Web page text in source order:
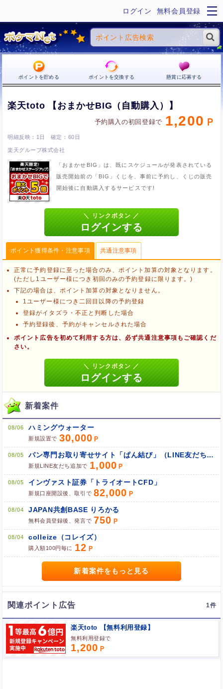
ログイン 無料会員登録
ポイントを貯める ポイントを交換する 懸賞に応募する
楽天toto 【おまかせBIG（自動購入）】
予約購入の初回登録で 1,200
1日 60日
楽天グループ株式会社
「おまかせBIG」は、既にスケジュールが発表されている
販売開始前の「BIG」くじを、事前に予約し、くじの販売
開始後に自動購入するサービスです!
ポイント獲得条件・注意事項 共通注意事項
正常に予約登録に至った場合のみ、ポイント加算の対象となります。
(ただし1ユーザー様につき初回のみの予約登録に限ります。)
下記の場合は、ポイント加算の対象となりません。
1ユーザー様につき二回目以降の予約登録
登録がイタズラ・不正と判断した場合
予約登録後、予約がキャンセルされた場合
ポイント広告を初めて利用する方は、必ず共通注意事項もご確認くだ
さい。
ブラウザのクッキー情報を削除する
他のサイトにアクセスする
ブラウザのクッキー情報を全て削除してブラウザを再起動
ポケマNetにログインして「ポイント対象リンク」からポイント
新着案件
08/06 ハミングウォーター
新規設置で 30,000
08/05 パン専門お取り寄せサイト「ぱん結び」（LINE友だち追加）
新規LINE友だち追加で 1,000
08/05 インヴァスト証券「トライオートCFD」
新規口座開設後、取引で 82,000
08/04 JAPAN共創BASE りろかる
無料会員登録後、発言で 750
08/04 colleize（コレイズ）
購入額100円毎に 12
新着案件をもっと見る
関連ポイント広告 1
楽天toto 【無料利用登録】
無料利用登録で
1,200